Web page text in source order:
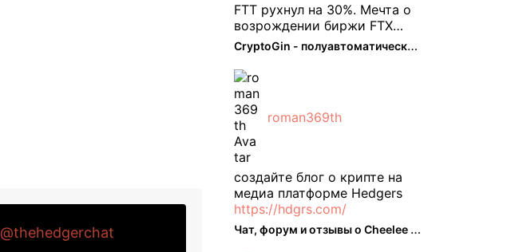
@thehedgerchat
FTT рухнул на 30%. Мечта о
возрождении биржи FTX
испаряется, вызывая
массовую распродажу ее
собственного токена FTT. По
словам Кайко , 5 февраля
FTT, ныне бесполезная ...
CryptoGin - полуавтоматический ...
roman369th
создайте блог о крипте на
медиа платформе Hedgers
https://hdgrs.com/
Чат, форум и отзывы о Cheelee (CHEELEE) - The Hedger